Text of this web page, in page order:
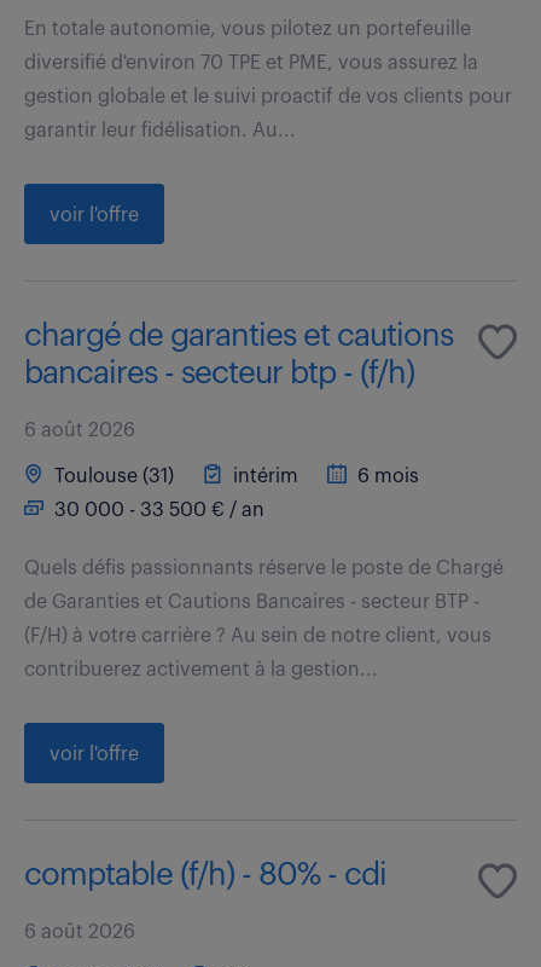
En totale autonomie, vous pilotez un portefeuille
diversifié d'environ 70 TPE et PME, vous assurez la
gestion globale et le suivi proactif de vos clients pour
garantir leur fidélisation. Au...
voir l'offre
chargé de garanties et cautions
bancaires - secteur btp - (f/h)
6 août 2026
Toulouse (31) intérim
6 mois
30 000 - 33 500 € / an
Quels défis passionnants réserve le poste de Chargé
de Garanties et Cautions Bancaires - secteur BTP -
(F/H) à votre carrière ? Au sein de notre client, vous
contribuerez activement à la gestion...
voir l'offre
comptable (f/h) - 80% - cdi
6 août 2026